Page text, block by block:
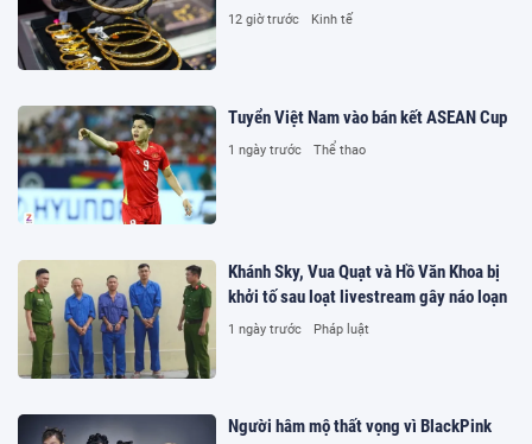
12 giờ trước Kinh tế
Tuyển Việt Nam vào bán kết ASEAN Cup
1 ngày trước Thể thao
Khánh Sky, Vua Quạt và Hồ Văn Khoa bị
khởi tố sau loạt livestream gây náo loạn
1 ngày trước Pháp luật
Người hâm mộ thất vọng vì BlackPink